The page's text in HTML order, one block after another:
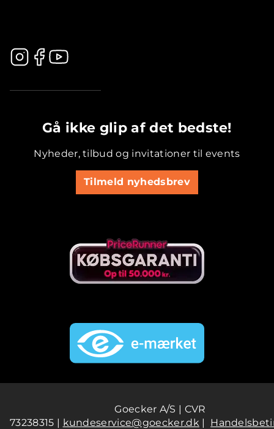
Gå ikke glip af det bedste!
Nyheder, tilbud og invitationer til events
Tilmeld nyhedsbrev
Goecker A/S | CVR
73238315 | kundeservice@goecker.dk|